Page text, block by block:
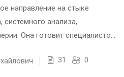
направление на стыке
системного анализа,
Она готовит специалистов,
31 0